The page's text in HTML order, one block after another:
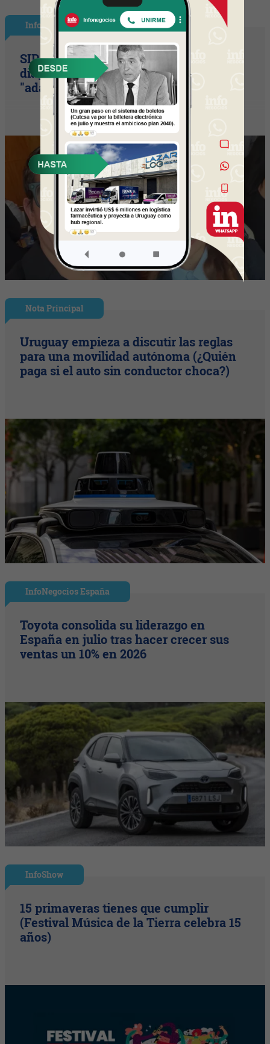
InfoNegocios Miami
SIP Connect 2026 (parte II): el
diagnóstico que duele (¿por qué
"adaptarse" ya no es suficiente?)
Nota Principal
Uruguay empieza a discutir las reglas
para una movilidad autónoma (¿Quién
paga si el auto sin conductor choca?)
InfoNegocios España
Toyota consolida su liderazgo en
España en julio tras hacer crecer sus
ventas un 10% en 2026
InfoShow
15 primaveras tienes que cumplir
(Festival Música de la Tierra celebra 15
años)